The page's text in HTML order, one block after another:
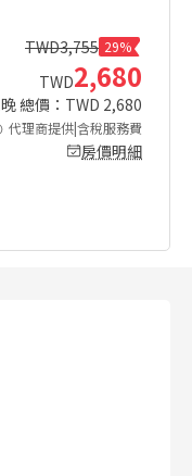
TWD3,755 29%
TWD2,680
晚 總價：TWD 2,680
代理商提供|含稅服務費
房價明細